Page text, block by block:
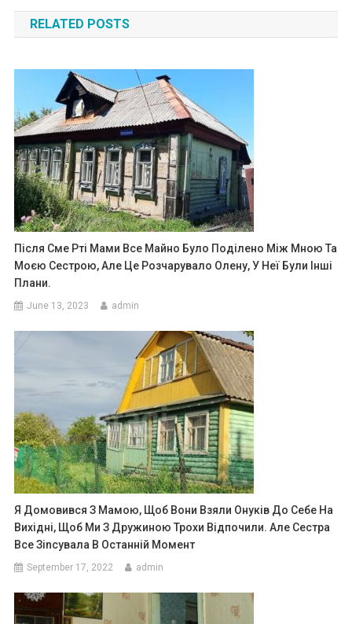
RELATED POSTS
Після Сме Рті Мами Все Майно Було Поділено Між Мною Та
Моєю Сестрою, Але Це Розчарувало Олену, У Неї Були Інші
Плани.
June 13, 2023 admin
Я Домовився З Мамою, Щоб Вони Взяли Онуків До Себе На
Вихідні, Щоб Ми З Дружиною Трохи Відпочили. Але Сестра
Все Зіnсувала В Останній Момент
September 17, 2022 admin